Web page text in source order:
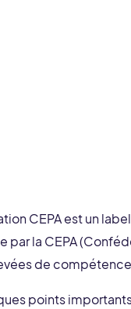
CEPA est un
par la CEPA
de
points